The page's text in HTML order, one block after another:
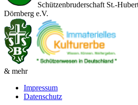
Schützenbruderschaft St.-
Dörnberg e.V.
& mehr
Impressum
Datenschutz